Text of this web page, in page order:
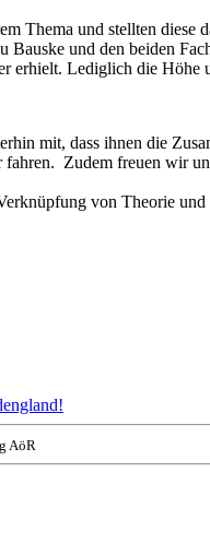
Thema und stellten
Bauske und den beiden
erhielt. Lediglich die Höhe
mit, dass ihnen die
Zudem freuen wir
von Theorie
AöR